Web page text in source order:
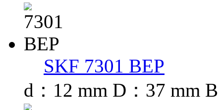
SKF 7301 BEP
d：12 mm D：37 mm